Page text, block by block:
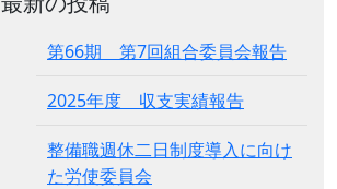
第66期 第7回組合委員会報告
2025年度 収支実績報告
整備職週休二日制度導入に向け
た労使委員会